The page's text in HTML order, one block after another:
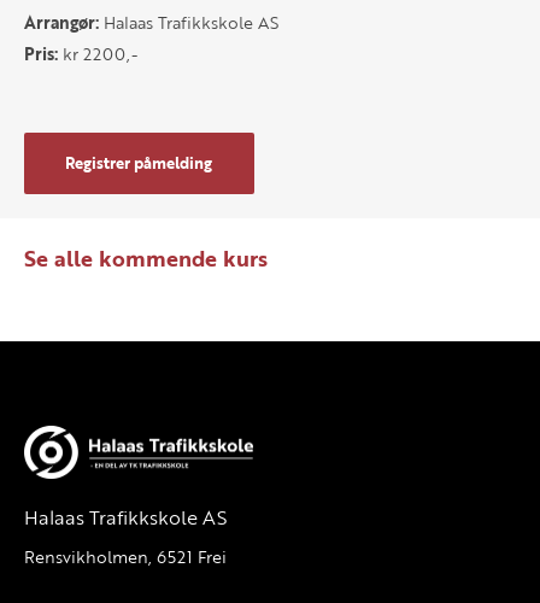
Arrangør: Halaas Trafikkskole AS
Pris: kr 2200,-
Registrer påmelding
Se alle kommende kurs
Halaas Trafikkskole AS
Rensvikholmen, 6521 Frei